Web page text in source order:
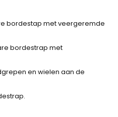
bordestap met veergeremde
bordestrap met
en wielen aan de